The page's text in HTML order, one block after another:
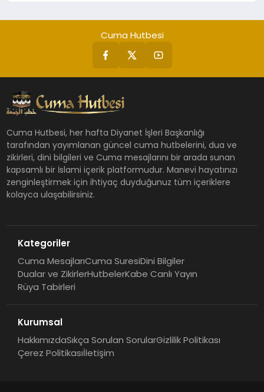
Cuma Hutbesi
Cuma Hutbesi, her hafta Diyanet İşleri Başkanlığı
tarafından yayımlanan güncel cuma hutbelerini, dua ve
zikirleri, dini bilgileri ve Cuma mesajlarını bir arada sunan
kapsamlı bir İslami içerik platformudur. Manevi hayatınızı
zenginleştirmek için ihtiyaç duyduğunuz tüm içeriklere
kolayca ulaşabilirsiniz.
Kategoriler
Cuma MesajlarıCuma SuresiDini Bilgiler
Dualar ve ZikirlerHutbelerKabe Canlı Yayın
Rüya Tabirleri
Kurumsal
HakkımızdaSıkça Sorulan SorularGizlilik Politikası
Çerez Politikasıİletişim